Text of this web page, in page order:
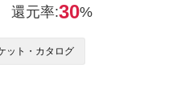
還元率:30%
ット・カタログ